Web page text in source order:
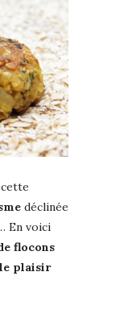
déclinée
En voici
flocons
le plaisir